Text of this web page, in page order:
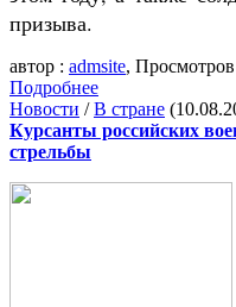
призыва.
автор : admsite, Просмотров
Подробнее
Новости /В стране
Курсанты российских
стрельбы